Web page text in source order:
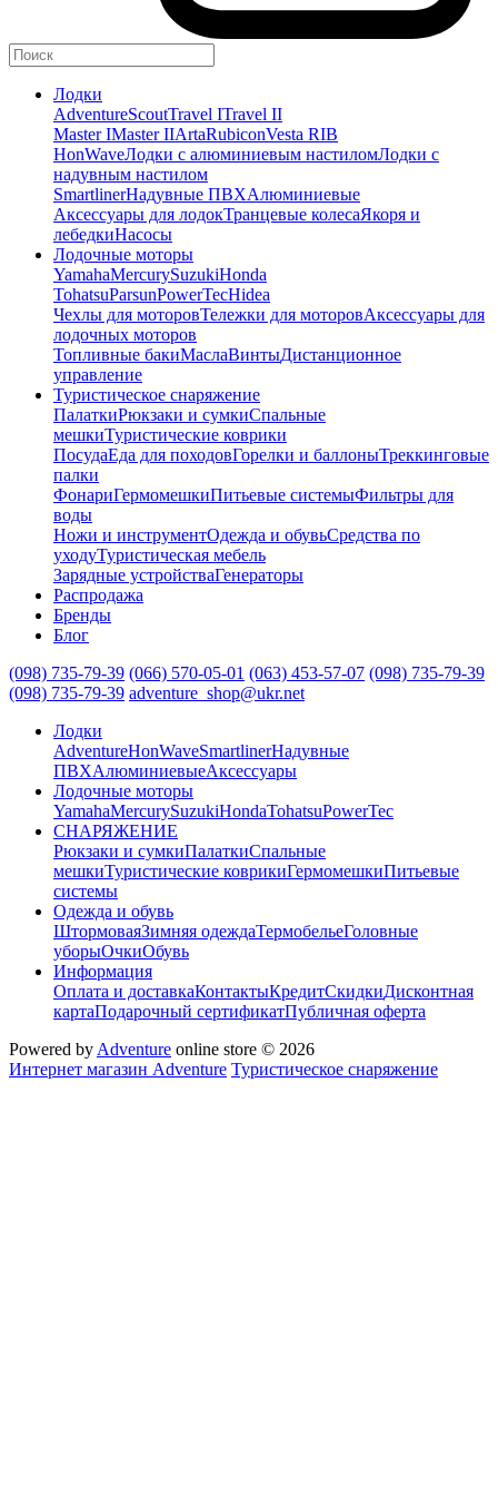
Лодки
AdventureScoutTravel ITravel II
Master IMaster IIArtaRubiconVesta RIB
HonWaveЛодки с алюминиевым настиломЛодки с
надувным настилом
SmartlinerНадувные ПВХАлюминиевые
Аксессуары для лодокТранцевые колесаЯкоря и
лебедкиНасосы
Лодочные моторы
YamahaMercurySuzukiHonda
TohatsuParsunPowerTecHidea
Чехлы для моторовТележки для моторовАксессуары для
лодочных моторов
Топливные бакиМаслаВинтыДистанционное
управление
Туристическое снаряжение
ПалаткиРюкзаки и сумкиСпальные
мешкиТуристические коврики
ПосудаЕда для походовГорелки и баллоныТреккинговые
палки
ФонариГермомешкиПитьевые системыФильтры для
воды
Ножи и инструментОдежда и обувьСредства по
уходуТуристическая мебель
Зарядные устройстваГенераторы
Распродажа
Бренды
Блог
(098) 735-79-39 (066) 570-05-01 (063) 453-57-07 (098) 735-79-39
(098) 735-79-39 adventure_shop@ukr.net
Лодки
AdventureHonWaveSmartlinerНадувные
ПВХАлюминиевыеАксессуары
Лодочные моторы
YamahaMercurySuzukiHondaTohatsuPowerTec
СНАРЯЖЕНИЕ
Рюкзаки и сумкиПалаткиСпальные
мешкиТуристические коврикиГермомешкиПитьевые
системы
Одежда и обувь
ШтормоваяЗимняя одеждаТермобельеГоловные
уборыОчкиОбувь
Информация
Оплата и доставкаКонтактыКредитСкидкиДисконтная
картаПодарочный сертификатПубличная оферта
Powered by Adventure online store © 2026
Интернет магазин Adventure Туристическое снаряжение